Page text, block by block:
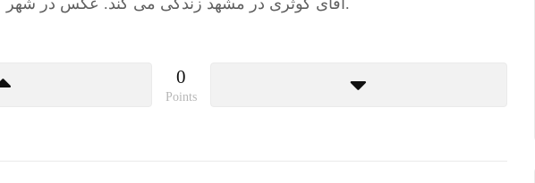
آقای کوثری در مشهد زندگی می کند. عکس در شهر کتاب گرفته شده است.
0
Points